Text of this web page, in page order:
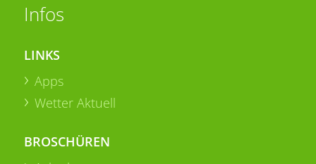
Infos
LINKS
Apps
Wetter Aktuell
BROSCHÜREN